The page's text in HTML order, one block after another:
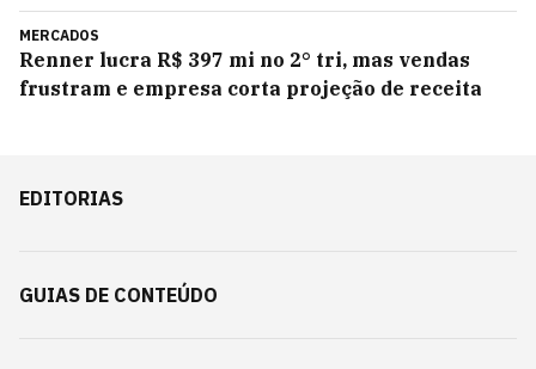
MERCADOS
Renner lucra R$ 397 mi no 2° tri, mas vendas
frustram e empresa corta projeção de receita
EDITORIAS
GUIAS DE CONTEÚDO